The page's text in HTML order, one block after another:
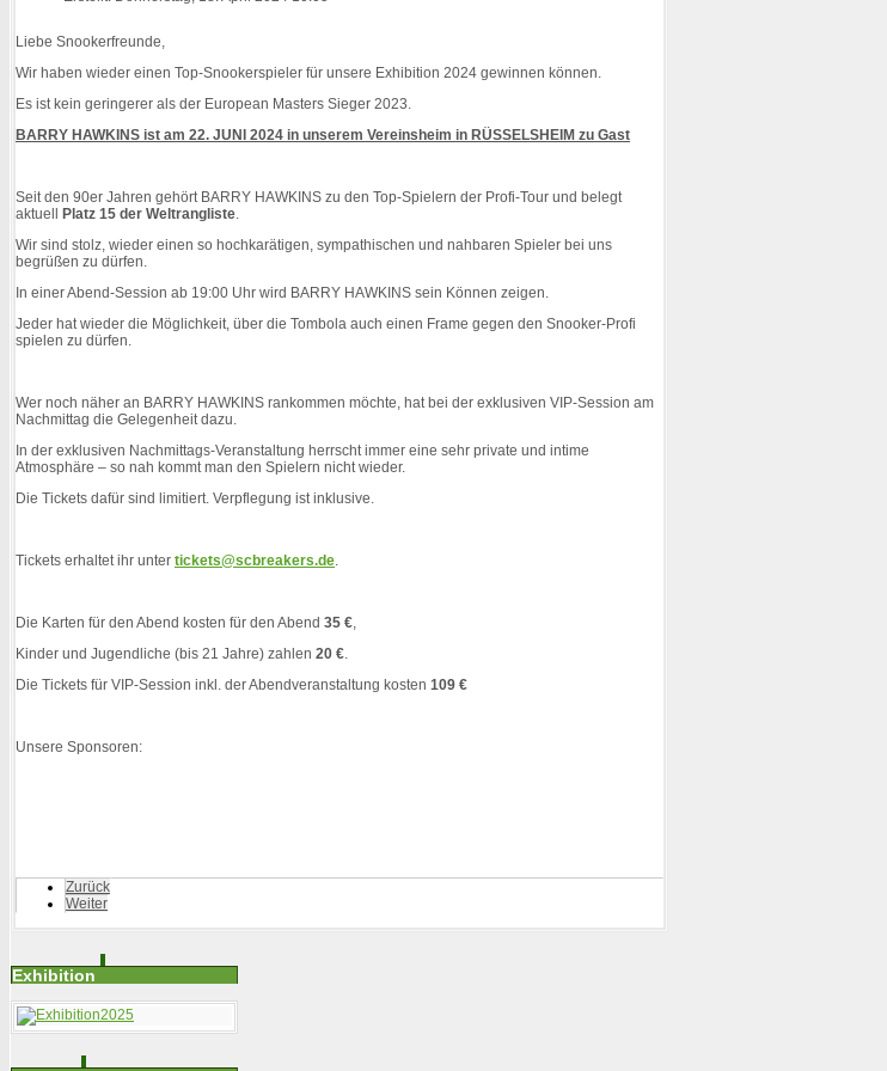
Liebe Snookerfreunde,
Wir haben wieder einen Top-Snookerspieler für unsere Exhibition 2024 gewinnen können.
Es ist kein geringerer als der European Masters Sieger 2023.
BARRY HAWKINS ist am 22. JUNI 2024 in unserem Vereinsheim in RÜSSELSHEIM zu Gast
Seit den 90er Jahren gehört BARRY HAWKINS zu den Top-Spielern der Profi-Tour und belegt
aktuell
Platz 15 der Weltrangliste.
Wir sind stolz, wieder einen so hochkarätigen, sympathischen und nahbaren Spieler bei uns
begrüßen zu dürfen.
In einer Abend-Session ab 19:00 Uhr wird BARRY HAWKINS sein Können zeigen.
Jeder hat wieder die Möglichkeit, über die Tombola auch einen Frame gegen den Snooker-Profi
spielen zu dürfen.
Wer noch näher an BARRY HAWKINS rankommen möchte, hat bei der exklusiven VIP-Session am
Nachmittag die Gelegenheit dazu.
In der exklusiven Nachmittags-Veranstaltung herrscht immer eine sehr private und intime
Atmosphäre – so nah kommt man den Spielern nicht wieder.
Die Tickets dafür sind limitiert. Verpflegung ist inklusive.
Tickets erhaltet ihr unter tickets@scbreakers.de.
Die Karten für den Abend kosten für den Abend 35 €,
Kinder und Jugendliche (bis 21 Jahre) zahlen 20 €.
Die Tickets für VIP-Session inkl. der Abendveranstaltung kosten 109 €
Unsere Sponsoren:
Zurück
Weiter
Exhibition